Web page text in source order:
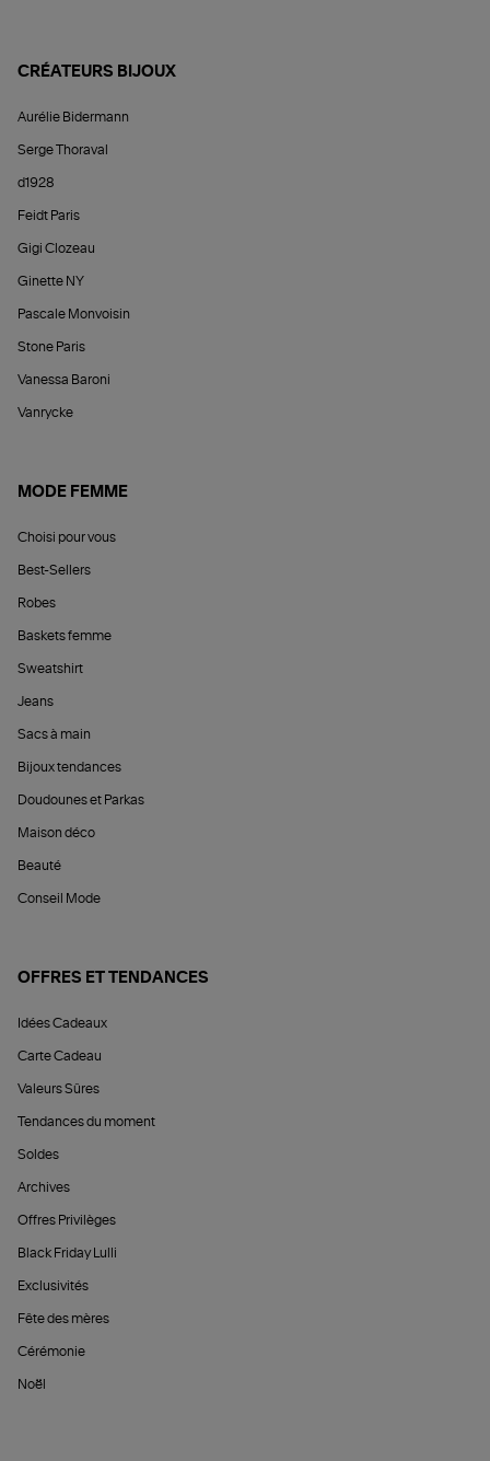
CRÉATEURS BIJOUX
Aurélie Bidermann
Serge Thoraval
d1928
Feidt Paris
Gigi Clozeau
Ginette NY
Pascale Monvoisin
Stone Paris
Vanessa Baroni
Vanrycke
MODE FEMME
Choisi pour vous
Best-Sellers
Robes
Baskets femme
Sweatshirt
Jeans
Sacs à main
Bijoux tendances
Doudounes et Parkas
Maison déco
Beauté
Conseil Mode
OFFRES ET TENDANCES
Idées Cadeaux
Carte Cadeau
Valeurs Sûres
Tendances du moment
Soldes
Archives
Offres Privilèges
Black Friday Lulli
Exclusivités
Fête des mères
Cérémonie
Noël